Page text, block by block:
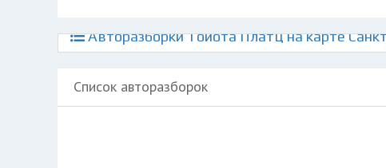
Авторазборки Тойота Платц на карте
Список авторазборок